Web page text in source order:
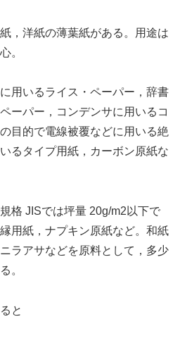
，洋紙の薄葉紙がある。用途は
。
用いるライス・ペーパー，辞書
ーパー，コンデンサに用いるコ
目的で電線被覆などに用いる絶
るタイプ用紙，カーボン原紙な
格 JISでは坪量 20g/m2以下で
用紙，ナプキン原紙など。和紙
ラアサなどを原料として，多少
。
と